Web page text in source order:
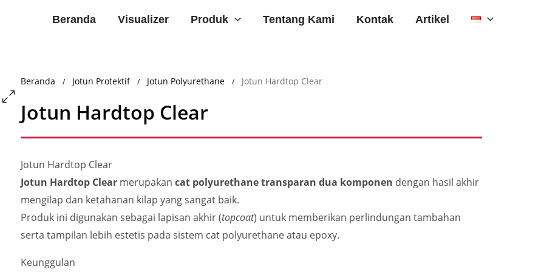
Beranda Visualizer Produk Tentang Kami Kontak Artikel
Beranda / Jotun Protektif / Jotun Polyurethane / Jotun Hardtop Clear
Jotun Hardtop Clear
Jotun Hardtop Clear
Jotun Hardtop Clearmerupakan cat polyurethane transparan dua komponen dengan hasil akhir
mengilap dan ketahanan kilap yang sangat baik.
Produk ini digunakan sebagai lapisan akhir (topcoat) untuk memberikan perlindungan tambahan
serta tampilan lebih estetis pada sistem cat polyurethane atau epoxy.
Keunggulan